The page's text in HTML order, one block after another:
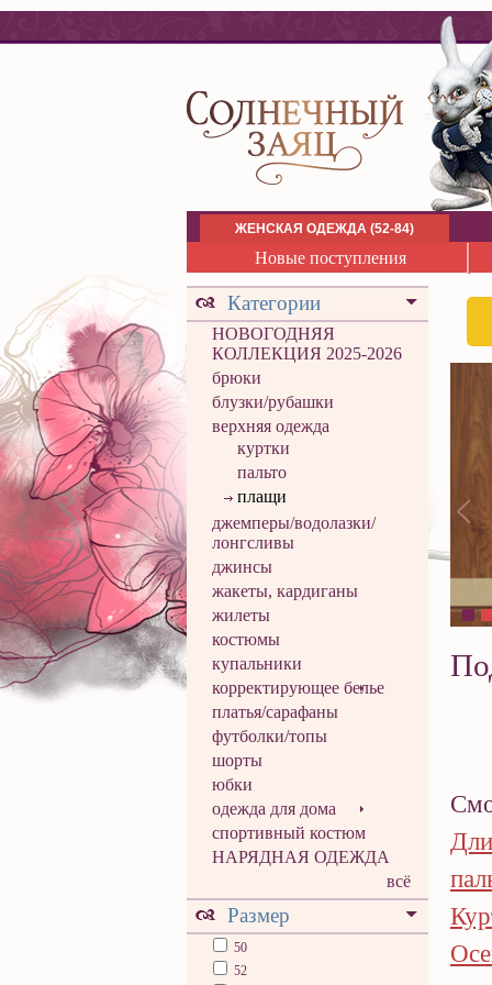
ЖЕНСКАЯ ОДЕЖДА (52-84)
Новые поступления
Категории
НОВОГОДНЯЯ
КОЛЛЕКЦИЯ 2025-2026
брюки
блузки/рубашки
верхняя одежда
куртки
пальто
плащи
джемперы/водолазки/
лонгсливы
джинсы
жакеты, кардиганы
жилеты
костюмы
купальники
корректирующее белье
платья/сарафаны
футболки/топы
шорты
юбки
одежда для дома
спортивный костюм
НАРЯДНАЯ ОДЕЖДА
всё
Размер
50
52